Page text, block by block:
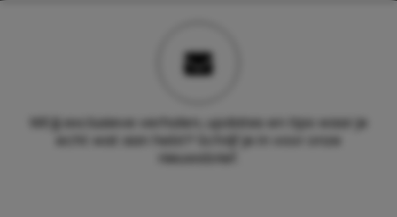
Wil jij exclusieve verhalen, updates en tips waar je
echt wat aan hebt? Schrijf je in voor onze
nieuwsbrief.